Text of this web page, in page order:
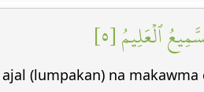
ٱلۡعَلِيمُ [٥]
(lumpakan) na